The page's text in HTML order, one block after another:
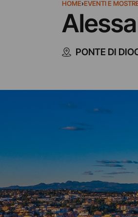
HOME›EVENTI E
PONTE DI